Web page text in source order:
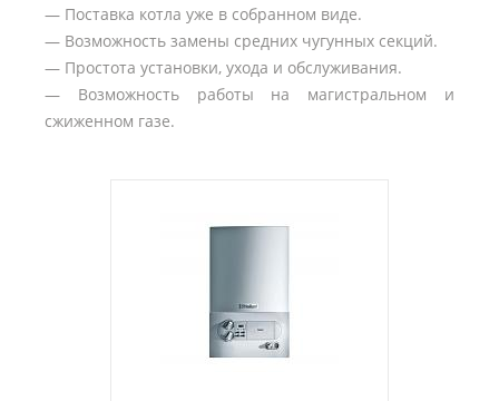
— Поставка котла уже в собранном виде.
— Возможность замены средних чугунных секций.
— Простота установки, ухода и обслуживания.
— Возможность работы на магистральном и
сжиженном газе.